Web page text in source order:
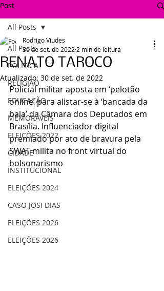
Post
All Posts
POLÍTICA
RELIGIÃO
EDUCAÇÃO
MEMORÁVEIS
ELEIÇÕES 2022
CIDADE
INSTITUCIONAL
ELEIÇÕES 2024
CASO JOSI DIAS
ELEIÇÕES 2026
ELEIÇÕES 2026
All Posts
RENATO TAROCO
Rodrigo Viudes
30 de set. de 2022 2 min de leitura
Atualizado: 30 de set. de 2022
Policial militar aposta em ‘pelotão
online’ para alistar-se à ‘bancada da
bala’ da Câmara dos Deputados em
Brasília. Influenciador digital
premiado por ato de bravura pela
SWAT milita no front virtual do
bolsonarismo